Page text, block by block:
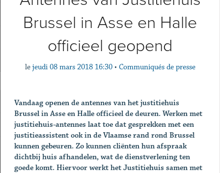
Brussel in Asse en Halle
officieel geopend
le jeudi 08 mars 2018 16:30 • Communiqués de presse
Vandaag openen de antennes van het justitiehuis
Brussel in Asse en Halle officieel de deuren. Werken met
justitiehuis-antennes laat toe dat gesprekken met een
justitieassistent ook in de Vlaamse rand rond Brussel
kunnen gebeuren. Zo kunnen cliënten hun afspraak
dichtbij huis afhandelen, wat de dienstverlening ten
goede komt. Hiervoor werkt het Justitiehuis samen met